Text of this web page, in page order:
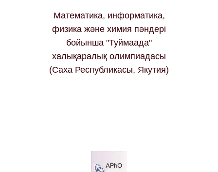
Математика, информатика,
физика және химия пәндері
бойынша "Туймаада"
халықаралық олимпиадасы
(Саха Республикасы, Якутия)